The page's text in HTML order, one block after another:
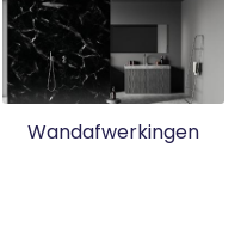
Wandafwerkingen